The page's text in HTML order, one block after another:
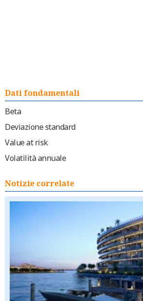
Dati fondamentali
Beta
Deviazione standard
Value at risk
Volatilità annuale
Notizie correlate